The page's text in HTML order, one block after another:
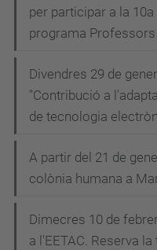
per participar a la 10a
programa Professors
Divendres 29 de
"Contribució a
de tecnologia
A partir del 21 de
colònia humana a
Dimecres 10 de
a l'EETAC. Reserva